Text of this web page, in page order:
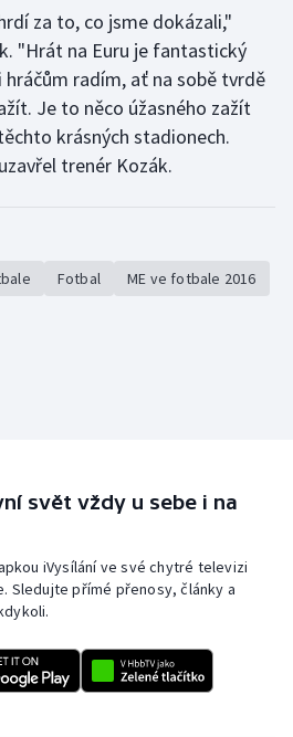
za to, co jsme dokázali,"
"Hrát na Euru je fantastický
radím, ať na sobě tvrdě
Je to něco úžasného zažít
krásných stadionech.
trenér Kozák.
Fotbal ME ve fotbale 2016
svět vždy u sebe i na
iVysílání ve své chytré televizi
Sledujte přímé přenosy, články a